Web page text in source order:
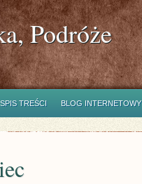
Podróże
SPIS TREŚCI BLOG INTERNETOWY